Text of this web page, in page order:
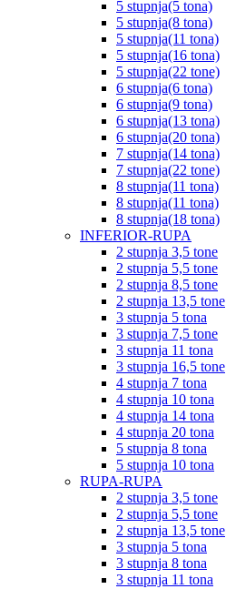
5 stupnja(5 tona)
5 stupnja(8 tona)
5 stupnja(11 tona)
5 stupnja(16 tona)
5 stupnja(22 tone)
6 stupnja(6 tona)
6 stupnja(9 tona)
6 stupnja(13 tona)
6 stupnja(20 tona)
7 stupnja(14 tona)
7 stupnja(22 tone)
8 stupnja(11 tona)
8 stupnja(11 tona)
8 stupnja(18 tona)
INFERIOR-RUPA
2 stupnja 3,5 tone
2 stupnja 5,5 tone
2 stupnja 8,5 tone
2 stupnja 13,5 tone
3 stupnja 5 tona
3 stupnja 7,5 tone
3 stupnja 11 tona
3 stupnja 16,5 tone
4 stupnja 7 tona
4 stupnja 10 tona
4 stupnja 14 tona
4 stupnja 20 tona
5 stupnja 8 tona
5 stupnja 10 tona
RUPA-RUPA
2 stupnja 3,5 tone
2 stupnja 5,5 tone
2 stupnja 13,5 tone
3 stupnja 5 tona
3 stupnja 8 tona
3 stupnja 11 tona